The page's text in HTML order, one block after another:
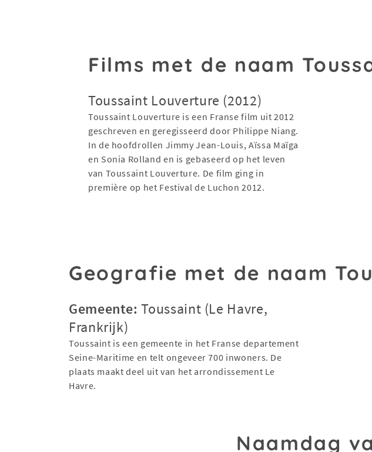
Films met de naam
Toussaint Louverture (2012)
Toussaint Louverture is een Franse film uit 2012
geschreven en geregisseerd door Philippe Niang.
In de hoofdrollen Jimmy Jean-Louis, Aïssa Maïga
en Sonia Rolland en is gebaseerd op het leven
van Toussaint Louverture. De film ging in
première op het Festival de Luchon 2012.
Geografie met de naam
Gemeente: Toussaint (Le Havre,
Frankrijk)
Toussaint is een gemeente in het Franse departement
Seine-Maritime en telt ongeveer 700 inwoners. De
plaats maakt deel uit van het arrondissement Le
Havre.
Naamdag